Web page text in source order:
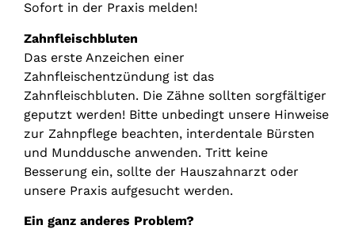
Sofort in der Praxis melden!
Zahnfleischbluten
Das erste Anzeichen einer
Zahnfleischentzündung ist das
Zahnfleischbluten. Die Zähne sollten sorgfältiger
geputzt werden! Bitte unbedingt unsere Hinweise
zur Zahnpflege beachten, interdentale Bürsten
und Munddusche anwenden. Tritt keine
Besserung ein, sollte der Hauszahnarzt oder
unsere Praxis aufgesucht werden.
Ein ganz anderes Problem?